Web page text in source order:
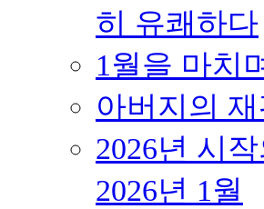
히 유쾌하다
1월을 마치
아버지의
2026년 시
2026년 1월